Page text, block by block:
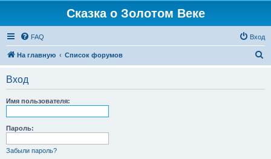
Сказка о Золотом Веке
FAQ Вход
На главную Список форумов
Вход
Имя пользователя:
Пароль:
Забыли пароль?